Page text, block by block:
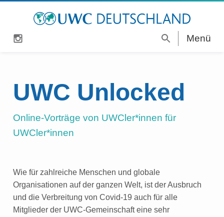
g
m
S
e
Menü
UWC-Kurzprogramme
Spenden & Mitgestalten
Kontakt
UWC Unlocked
Online-Vorträge von UWCler*innen für
UWCler*innen
Wie für zahlreiche Menschen und globale
Organisationen auf der ganzen Welt, ist der Ausbruch
und die Verbreitung von Covid-19 auch für alle
Mitglieder der UWC-Gemeinschaft eine sehr